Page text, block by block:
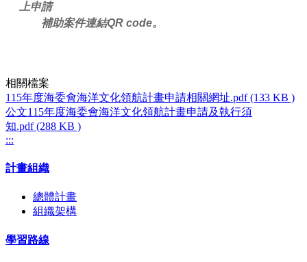
上申請
補助案件連結QR code。
相關檔案
115年度海委會海洋文化領航計畫申請相關網址.pdf (133 KB )
公文115年度海委會海洋文化領航計畫申請及執行須
知.pdf (288 KB )
:::
計畫組織
總體計畫
組織架構
學習路線